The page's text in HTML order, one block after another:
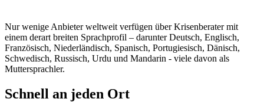
Nur wenige Anbieter weltweit verfügen über Krisenberater mit
einem derart breiten Sprachprofil – darunter Deutsch, Englisch,
Französisch, Niederländisch, Spanisch, Portugiesisch, Dänisch,
Schwedisch, Russisch, Urdu und Mandarin - viele davon als
Muttersprachler.
Schnell an jeden Ort